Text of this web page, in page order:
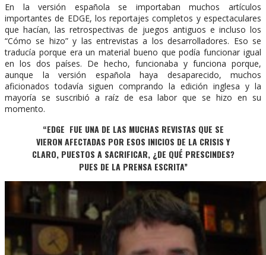
En la versión española se importaban muchos artículos
importantes de EDGE, los reportajes completos y espectaculares
que hacían, las retrospectivas de juegos antiguos e incluso los
“Cómo se hizo” y las entrevistas a los desarrolladores. Eso se
traducía porque era un material bueno que podía funcionar igual
en los dos países. De hecho, funcionaba y funciona porque,
aunque la versión española haya desaparecido, muchos
aficionados todavía siguen comprando la edición inglesa y la
mayoría se suscribió a raíz de esa labor que se hizo en su
momento.
“EDGE FUE UNA DE LAS MUCHAS REVISTAS QUE SE
VIERON AFECTADAS POR ESOS INICIOS DE LA CRISIS Y
CLARO, PUESTOS A SACRIFICAR, ¿DE QUÉ PRESCINDES?
PUES DE LA PRENSA ESCRITA”